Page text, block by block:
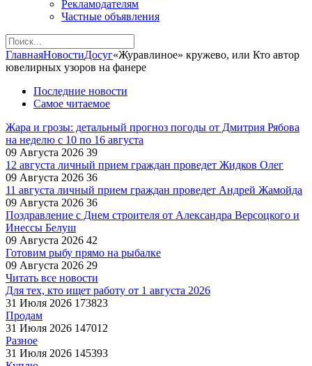
Рекламодателям
Частные объявления
ГлавнаяНовостиДосуг«Журавлиное» кружево, или Кто автор
ювелирных узоров на фанере
Последние новости
Самое читаемое
Жара и грозы: детальный прогноз погоды от Дмитрия Рябова
на неделю с 10 по 16 августа
09 Августа 2026 39
12 августа личный прием граждан проведет Жидков Олег
09 Августа 2026 36
11 августа личный прием граждан проведет Андрей Жамойда
09 Августа 2026 36
Поздравление с Днем строителя от Александра Версоцкого и
Инессы Белуш
09 Августа 2026 42
Готовим рыбу прямо на рыбалке
09 Августа 2026 29
Читать все новости
Для тех, кто ищет работу от 1 августа 2026
31 Июля 2026 173823
Продам
31 Июля 2026 147012
Разное
31 Июля 2026 145393